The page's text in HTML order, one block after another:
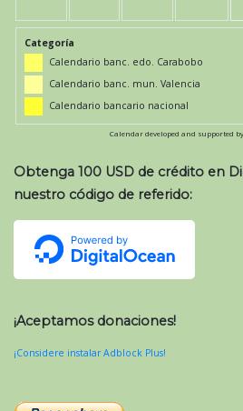
Categoría
Calendario banc. edo. Carabobo
Calendario banc. mun. Valencia
Calendario bancario nacional
Calendar developed and supported by
Obtenga 100 USD de crédito en
nuestro código de referido:
¡Aceptamos donaciones!
¡Considere instalar Adblock Plus!